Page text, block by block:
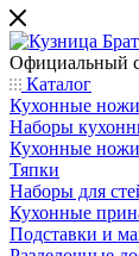
Официальный
Каталог
Кухонные
Наборы
Кухонные ножи
Тяпки
Наборы для
Кухонные
Подставки и